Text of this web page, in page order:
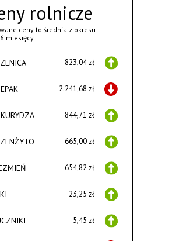
rolnicze
ceny to średnia z okresu
miesięcy.
823,04 zł
2.241,68 zł
844,71 zł
665,00 zł
654,82 zł
23,25 zł
5,45 zł